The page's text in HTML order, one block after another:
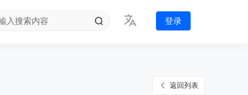
登录
返回列表